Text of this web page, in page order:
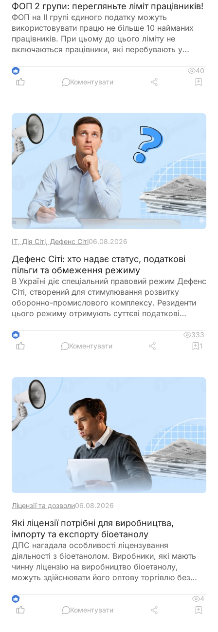
ФОП 2 групи: перегляньте ліміт працівників!
ФОП на ІІ групі єдиного податку можуть
використовувати працю не більше 10 найманих
працівників. При цьому до цього ліміту не
включаються працівники, які перебувають у
відпустці для догляду за дитиною. Перед
оформленням нового працівника варто
2
40
Коментувати
ІТ, Дія Сіті, Дефенс Сіті06.08.2026
Дефенс Сіті: хто надає статус, податкові
пільги та обмеження режиму
В Україні діє спеціальний правовий режим Дефенс
Сіті, створений для стимулювання розвитку
оборонно-промислового комплексу. Резиденти
цього режиму отримують суттєві податкові
цільового використання прибутку, обмеження на
виплату дивідендів та інвестиційні правила.
4
333
Коментувати
1
Ліцензії та дозволи06.08.2026
Які ліцензії потрібні для виробництва,
імпорту та експорту біоетанолу
ДПС нагадала особливості ліцензування
діяльності з біоетанолом. Виробники, які мають
чинну ліцензію на виробництво біоетанолу,
можуть здійснювати його оптову торгівлю без
імпорту, експорту та інших операцій із
біоетанолом закон встановлює окремі вимоги, а
2
4
Коментувати